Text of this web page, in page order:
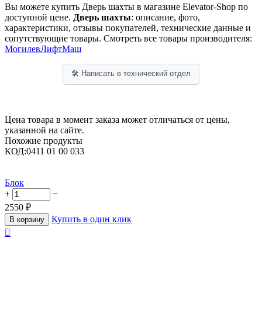
Вы можете купить Дверь шахты в магазине Elevator-Shop по
доступной цене. Дверь шахты: описание, фото,
характеристики, отзывы покупателей, технические данные и
сопутствующие товары. Смотреть все товары производителя:
МогилевЛифтМаш
🛠 Написать в технический отдел
Цена товара в момент заказа может отличаться от цены,
указанной на сайте.
Похожие продукты
КОД:0411 01 00 033
Блок
+
−
2550 ₽
В корзину
Купить в один клик
